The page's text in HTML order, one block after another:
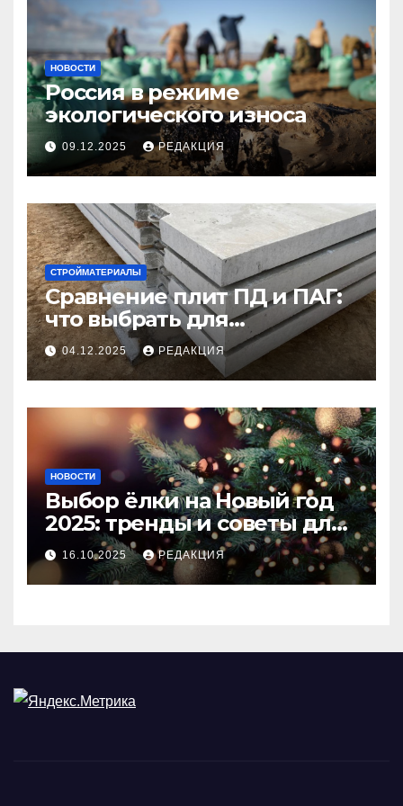
НОВОСТИ
Россия в режиме
экологического износа
09.12.2025 РЕДАКЦИЯ
СТРОЙМАТЕРИАЛЫ
Сравнение плит ПД и ПАГ:
что выбрать для
долговечного и прочного
покрытия
04.12.2025 РЕДАКЦИЯ
НОВОСТИ
Выбор ёлки на Новый год
2025: тренды и советы для
идеального праздника
16.10.2025 РЕДАКЦИЯ